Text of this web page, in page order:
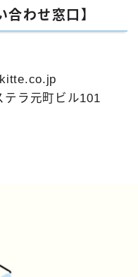
合わせ窓口】
テラ元町ビル101